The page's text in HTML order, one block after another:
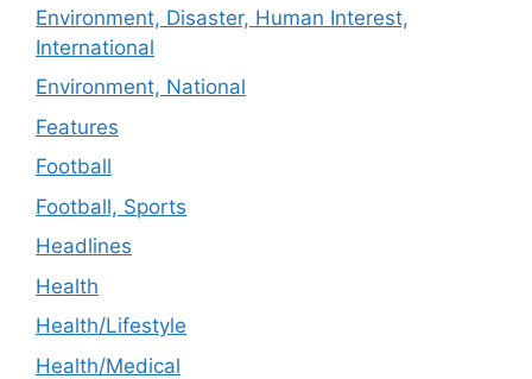
Environment, Disaster, Human Interest,
International
Environment, National
Features
Football
Football, Sports
Headlines
Health
Health/Lifestyle
Health/Medical